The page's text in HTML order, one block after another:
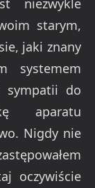
niezwykle
starym,
jaki znany
systemem
sympatii do
aparatu
Nigdy nie
oczywiście